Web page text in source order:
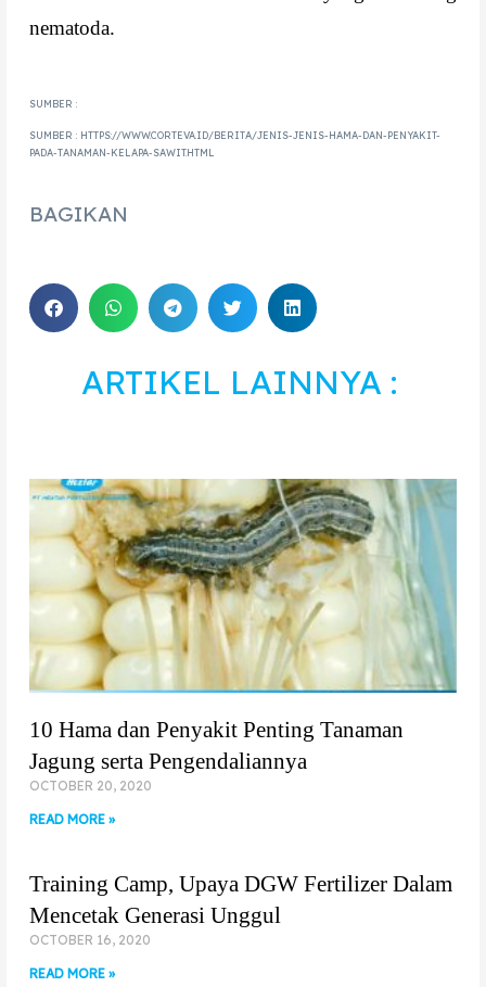
nematoda.
SUMBER :
SUMBER : HTTPS://WWW.CORTEVA.ID/BERITA/JENIS-JENIS-HAMA-DAN-PENYAKIT-
PADA-TANAMAN-KELAPA-SAWIT.HTML
BAGIKAN
ARTIKEL LAINNYA :
10 Hama dan Penyakit Penting Tanaman
Jagung serta Pengendaliannya
OCTOBER 20, 2020
READ MORE »
Training Camp, Upaya DGW Fertilizer Dalam
Mencetak Generasi Unggul
OCTOBER 16, 2020
READ MORE »